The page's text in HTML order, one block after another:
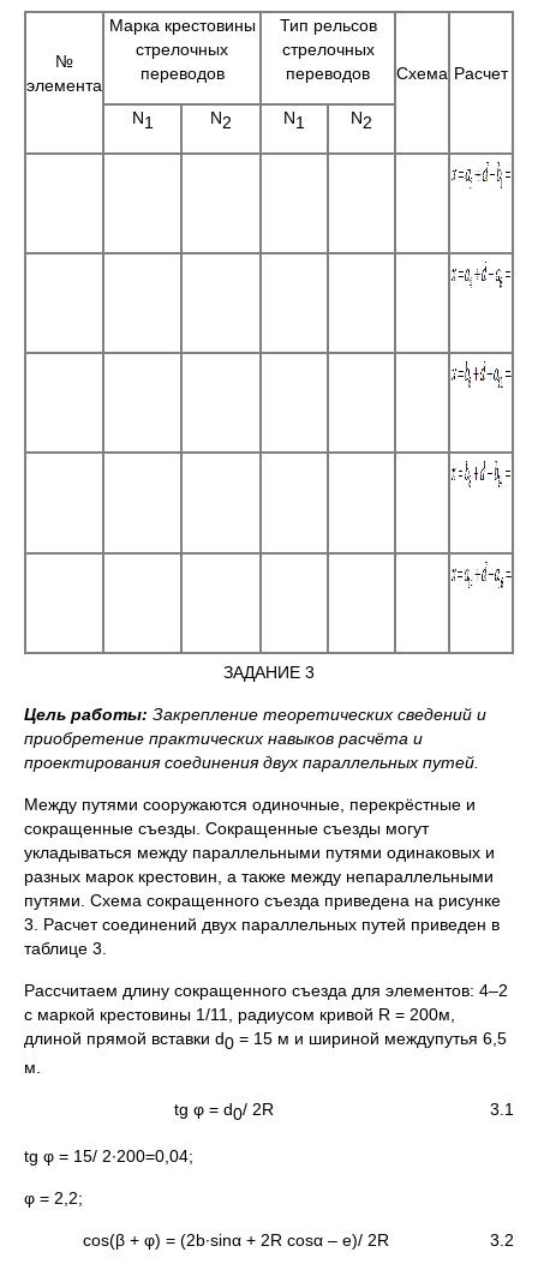
№
элемента
Марка крестовины
стрелочных
переводов
Тип рельсов
стрелочных
переводов
Схема Расчет
N1 N2 N1 N2
ЗАДАНИЕ 3
Цель работы: Закрепление теоретических сведений и
приобретение практических навыков расчёта и
проектирования соединения двух параллельных путей.
Между путями сооружаются одиночные, перекрёстные и
сокращенные съезды. Сокращенные съезды могут
укладываться между параллельными путями одинаковых и
разных марок крестовин, а также между непараллельными
путями. Схема сокращенного съезда приведена на рисунке
3. Расчет соединений двух параллельных путей приведен в
таблице 3.
Рассчитаем длину сокращенного съезда для элементов: 4–2
с маркой крестовины 1/11, радиусом кривой R = 200м,
длиной прямой вставки d0 = 15 м и шириной междупутья 6,5
м.
tg φ = d0/ 2R 3.1
tg φ = 15/ 2∙200=0,04;
φ = 2,2;
cos(β + φ) = (2b∙sinα + 2R cosα – e)/ 2R 3.2